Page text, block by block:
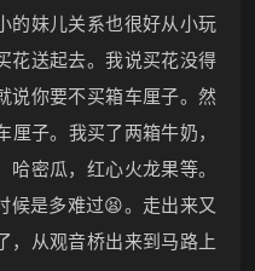
的妹儿关系也很好从小玩
花送起去。我说买花没得
说你要不买箱车厘子。然
子。我买了两箱牛奶，
密瓜，红心火龙果等。
候是多难过😫。走出来又
，从观音桥出来到马路上